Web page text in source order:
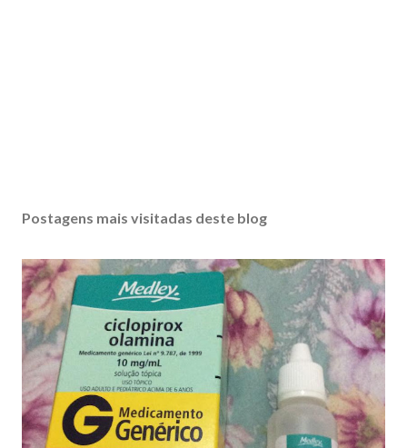
Postagens mais visitadas deste blog